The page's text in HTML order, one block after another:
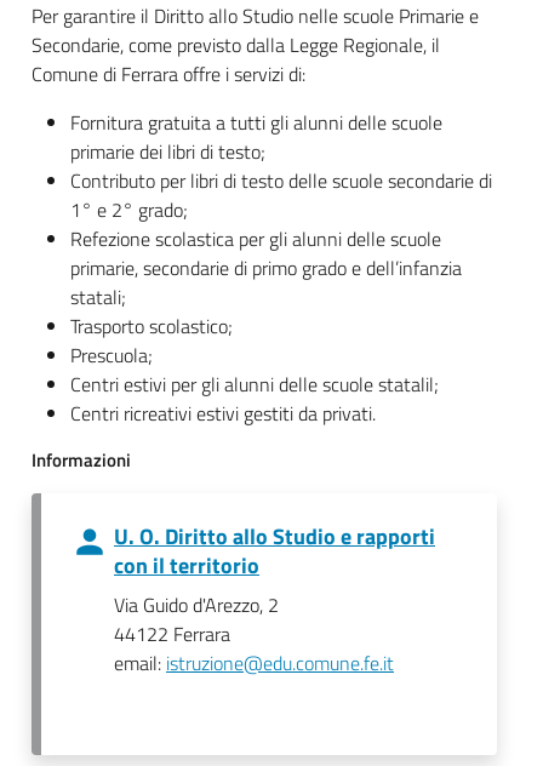
Per garantire il Diritto allo Studio nelle scuole Primarie e
Secondarie, come previsto dalla Legge Regionale, il
Comune di Ferrara offre i servizi di:
Fornitura gratuita a tutti gli alunni delle scuole
primarie dei libri di testo;
Contributo per libri di testo delle scuole secondarie di
1° e 2° grado;
Refezione scolastica per gli alunni delle scuole
primarie, secondarie di primo grado e dell’infanzia
statali;
Trasporto scolastico;
Prescuola;
Centri estivi per gli alunni delle scuole statalil;
Centri ricreativi estivi gestiti da privati.
Informazioni
U. O. Diritto allo Studio e rapporti
con il territorio
Via Guido d'Arezzo, 2
44122 Ferrara
email: istruzione@edu.comune.fe.it